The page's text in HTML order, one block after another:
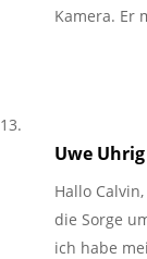
Kamera. Er
Uwe Uhrig
Hallo Calvin,
die Sorge
ich habe